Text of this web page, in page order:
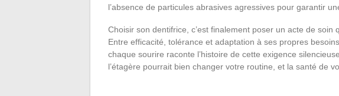
l’absence de particules abrasives agressives pour garantir
Choisir son dentifrice, c’est finalement poser un acte de soin
Entre efficacité, tolérance et adaptation à ses propres
chaque sourire raconte l’histoire de cette exigence
l’étagère pourrait bien changer votre routine, et la santé de